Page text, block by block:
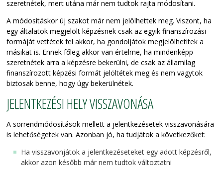
szeretnétek, mert utána már nem tudtok rajta módosítani.
A módosításkor új szakot már nem jelölhettek meg. Viszont, ha
egy általatok megjelölt képzésnek csak az egyik finanszírozási
formáját vettétek fel akkor, ha gondoljátok megjelölhetitek a
másikat is. Ennek főleg akkor van értelme, ha mindenképp
szeretnétek arra a képzésre bekerülni, de csak az államilag
finanszírozott képzési formát jelöltétek meg és nem vagytok
biztosak benne, hogy úgy bekerülnétek.
JELENTKEZÉSI HELY VISSZAVONÁSA
A sorrendmódosítások mellett a jelentkezésetek visszavonására
is lehetőségetek van. Azonban jó, ha tudjátok a következőket:
Ha visszavonjátok a jelentkezéseteket egy adott képzésről,
akkor azon később már nem tudtok változtatni